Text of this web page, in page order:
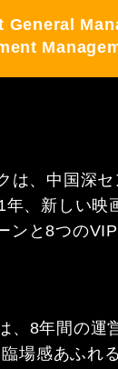
General
は、中国深
、新しい
ンと8つの
8年間の運
場感あふれ